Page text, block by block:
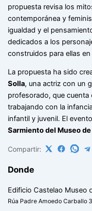
propuesta revisa los
contemporánea y
igualdad y el
dedicados a los
construidos para ellas
La propuesta ha sido
Solla, una actriz con un
profesorado, que cuenta
trabajando con la
infantil y juvenil. El
Sarmiento del Museo
Compartir:
Donde
Edificio Castelao Museo
Rúa Padre Amoedo Carballo